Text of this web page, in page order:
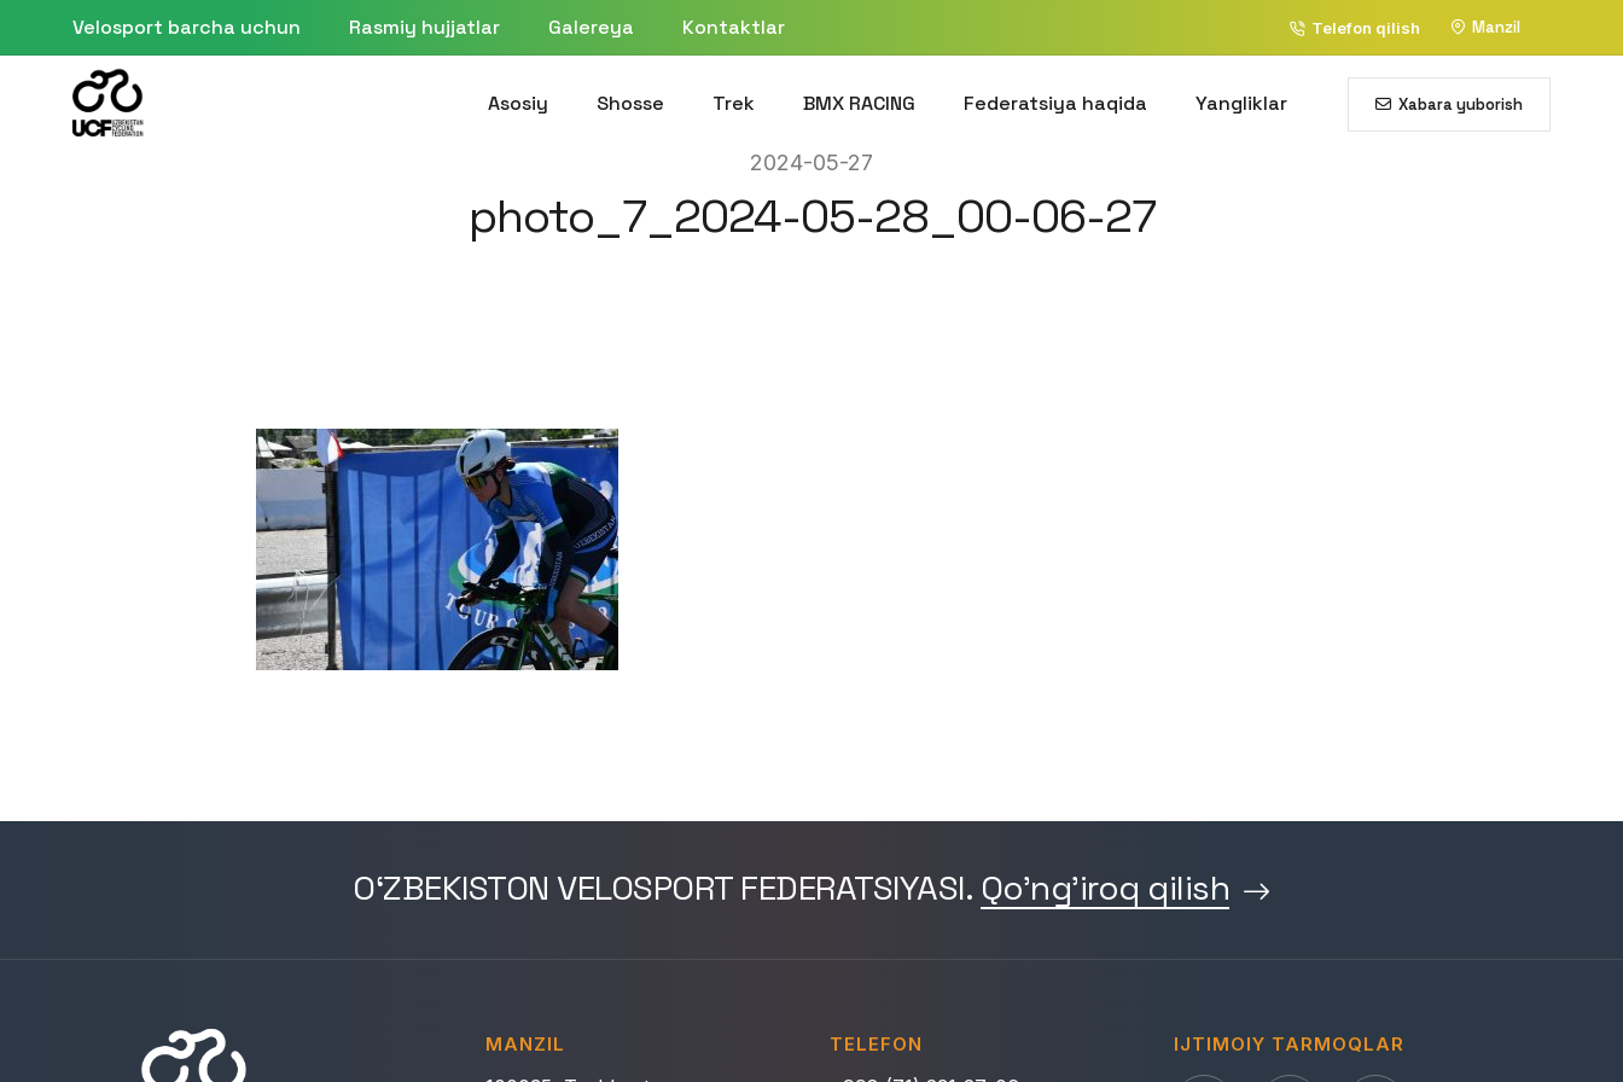
Velosport barcha uchun Rasmiy hujjatlar Galereya Kontaktlar Telefon qilish Manzil
Asosiy Shosse Trek BMX RACING Federatsiya haqida Yangliklar Xabara yuborish
2024-05-27
photo_7_2024-05-28_00-06-27
O‘ZBEKISTON VELOSPORT FEDERATSIYASI. Qo'ng'iroq qilish
MANZIL TELEFON IJTIMOIY TARMOQLAR